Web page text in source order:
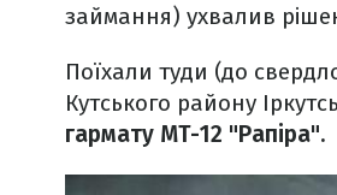
займання) ухвалив
Поїхали туди (до
Кутського району
гармату МТ-12 "Рапіра".